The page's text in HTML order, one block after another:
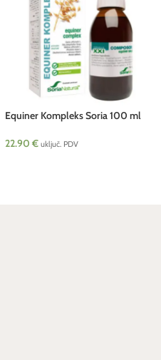
Equiner Kompleks Soria 100 ml
22.90 € uključ. PDV